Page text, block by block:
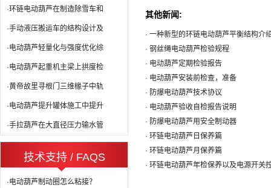
·环链电动葫芦在制造除雪车和
·手动液压搬运车的结构设计及
·电动葫芦轻量化与强度优化综
·电动葫芦起重机主梁上拱度检
·黄帝故里寻根门三维椽子中轨
·电动葫芦提升罐体施工中提升
·手拉葫芦在大直径压力输水管
技术支持 / FAQS
·电动葫芦制动圈怎么粘接？
其他新闻:
· 一种新型的环链电动葫芦平衡结构介
· 钢丝绳电动葫芦检验规程
· 电动葫芦定期检验报告
· 电动葫芦安装前检查，准备
· 防爆电动葫芦技术协议
· 电动葫芦验收自检报告说明
· 防爆电动葫芦用安全制动器
· 环链电动葫芦日保养篇
· 环链电动葫芦月保养篇
· 环链电动葫芦年检保养以及电源开关